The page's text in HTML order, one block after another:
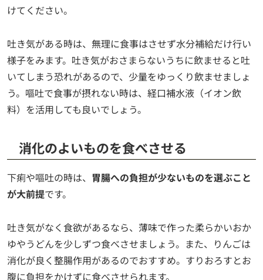
けてください。
吐き気がある時は、無理に食事はさせず水分補給だけ行い
様子をみます。吐き気がおさまらないうちに飲ませると吐
いてしまう恐れがあるので、少量をゆっくり飲ませましょ
う。嘔吐で食事が摂れない時は、経口補水液（イオン飲
料）を活用しても良いでしょう。
消化のよいものを食べさせる
下痢や嘔吐の時は、 胃腸への負担が少ないものを選ぶこと
が大前提です。
吐き気がなく食欲があるなら、薄味で作った柔らかいおか
ゆやうどんを少しずつ食べさせましょう。また、りんごは
消化が良く整腸作用があるのでおすすめ。すりおろすとお
腹に負担をかけずに食べさせられます。